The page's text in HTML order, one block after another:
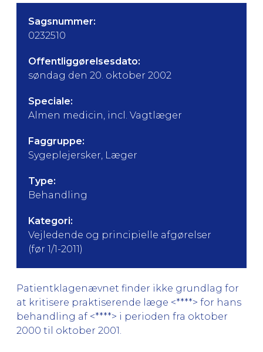
Sagsnummer:
0232510
Offentliggørelsesdato:
søndag den 20. oktober 2002
Speciale:
Almen medicin, incl. Vagtlæger
Faggruppe:
Sygeplejersker, Læger
Type:
Behandling
Kategori:
Vejledende og principielle afgørelser
(før 1/1-2011)
Patientklagenævnet finder ikke grundlag for
at kritisere praktiserende læge <****> for hans
behandling af <****> i perioden fra oktober
2000 til oktober 2001.